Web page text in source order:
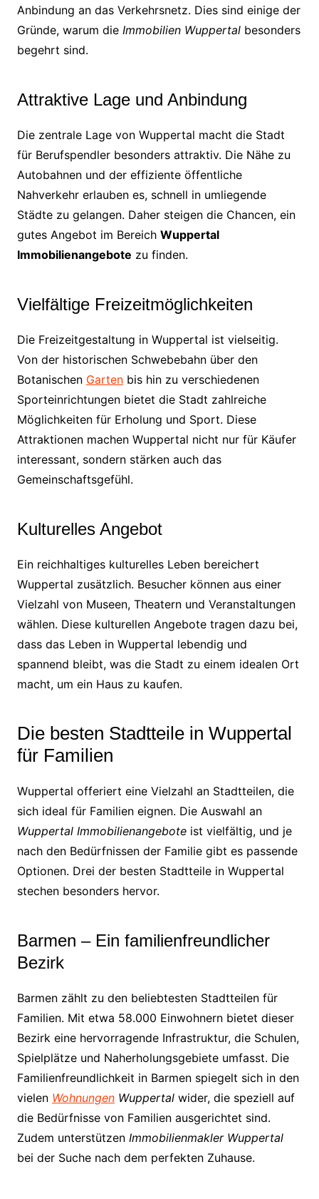
Anbindung an das Verkehrsnetz. Dies sind einige der
Gründe, warum die Immobilien Wuppertalbesonders
begehrt sind.
Attraktive Lage und Anbindung
Die zentrale Lage von Wuppertal macht die Stadt
für Berufspendler besonders attraktiv. Die Nähe zu
Autobahnen und der effiziente öffentliche
Nahverkehr erlauben es, schnell in umliegende
Städte zu gelangen. Daher steigen die Chancen, ein
gutes Angebot im Bereich Wuppertal
Immobilienangebote zu finden.
Vielfältige Freizeitmöglichkeiten
Die Freizeitgestaltung in Wuppertal ist vielseitig.
Von der historischen Schwebebahn über den
Botanischen Gartenbis hin zu verschiedenen
Sporteinrichtungen bietet die Stadt zahlreiche
Möglichkeiten für Erholung und Sport. Diese
Attraktionen machen Wuppertal nicht nur für Käufer
interessant, sondern stärken auch das
Gemeinschaftsgefühl.
Kulturelles Angebot
Ein reichhaltiges kulturelles Leben bereichert
Wuppertal zusätzlich. Besucher können aus einer
Vielzahl von Museen, Theatern und Veranstaltungen
wählen. Diese kulturellen Angebote tragen dazu bei,
dass das Leben in Wuppertal lebendig und
spannend bleibt, was die Stadt zu einem idealen Ort
macht, um ein Haus zu kaufen.
Die besten Stadtteile in Wuppertal
für Familien
Wuppertal offeriert eine Vielzahl an Stadtteilen, die
sich ideal für Familien eignen. Die Auswahl an
Wuppertal Immobilienangeboteist vielfältig, und je
nach den Bedürfnissen der Familie gibt es passende
Optionen. Drei der besten Stadtteile in Wuppertal
stechen besonders hervor.
Barmen – Ein familienfreundlicher
Bezirk
Barmen zählt zu den beliebtesten Stadtteilen für
Familien. Mit etwa 58.000 Einwohnern bietet dieser
Bezirk eine hervorragende Infrastruktur, die Schulen,
Spielplätze und Naherholungsgebiete umfasst. Die
Familienfreundlichkeit in Barmen spiegelt sich in den
vielen WohnungenWuppertalwider, die speziell auf
die Bedürfnisse von Familien ausgerichtet sind.
Zudem unterstützen Immobilienmakler Wuppertal
bei der Suche nach dem perfekten Zuhause.